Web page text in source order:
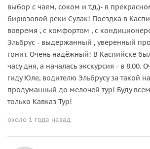
выбор с чаем, соком и т.д.)- в
бирюзовой реки Сулак! Поездка в
вовремя , с комфортом , с
Эльбрус - выдержанный , уверенный
гонит. Очень надёжный! В Каспийске
часу дня, а началась экскурсия - в 8.00.
гиду Юле, водителю Эльбрусу за такой
продуманный до мелочей тур! Буду
только Кавказ Тур!
около 1 года назад